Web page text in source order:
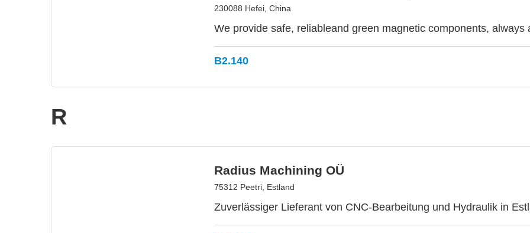
230088 Hefei, China
We provide safe, reliableand green magnetic components, always
B2.140
R
Radius Machining OÜ
75312 Peetri, Estland
Zuverlässiger Lieferant von CNC-Bearbeitung und Hydraulik in